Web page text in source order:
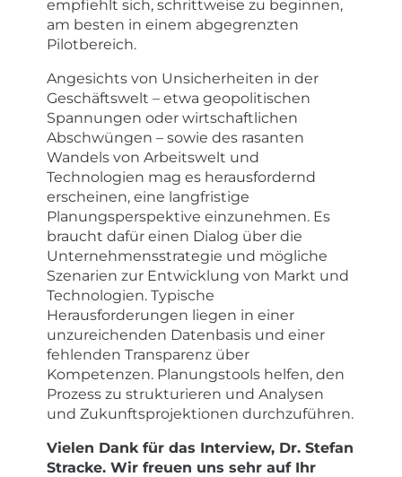
empfiehlt sich, schrittweise zu beginnen,
am besten in einem abgegrenzten
Pilotbereich.
Angesichts von Unsicherheiten in der
Geschäftswelt – etwa geopolitischen
Spannungen oder wirtschaftlichen
Abschwüngen – sowie des rasanten
Wandels von Arbeitswelt und
Technologien mag es herausfordernd
erscheinen, eine langfristige
Planungsperspektive einzunehmen. Es
braucht dafür einen Dialog über die
Unternehmensstrategie und mögliche
Szenarien zur Entwicklung von Markt und
Technologien. Typische
Herausforderungen liegen in einer
unzureichenden Datenbasis und einer
fehlenden Transparenz über
Kompetenzen. Planungstools helfen, den
Prozess zu strukturieren und Analysen
und Zukunftsprojektionen durchzuführen.
Vielen Dank für das Interview, Dr. Stefan
Stracke. Wir freuen uns sehr auf Ihr